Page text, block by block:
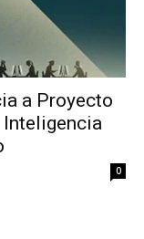
a Proyecto
Inteligencia
0